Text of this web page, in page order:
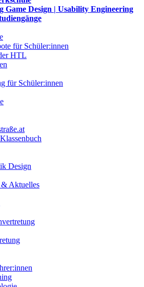
Game Design | Usability Engineering
für Schüler:innen
HTL
für Schüler:innen
Design
Aktuelles